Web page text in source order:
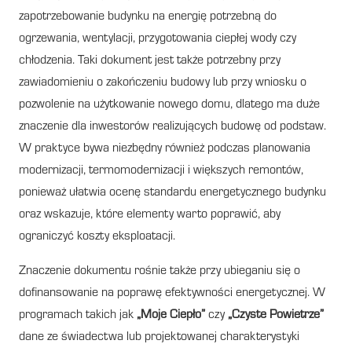
zapotrzebowanie budynku na energię potrzebną do
ogrzewania, wentylacji, przygotowania ciepłej wody czy
chłodzenia. Taki dokument jest także potrzebny przy
zawiadomieniu o zakończeniu budowy lub przy wniosku o
pozwolenie na użytkowanie nowego domu, dlatego ma duże
znaczenie dla inwestorów realizujących budowę od podstaw.
W praktyce bywa niezbędny również podczas planowania
modernizacji, termomodernizacji i większych remontów,
ponieważ ułatwia ocenę standardu energetycznego budynku
oraz wskazuje, które elementy warto poprawić, aby
ograniczyć koszty eksploatacji.
Znaczenie dokumentu rośnie także przy ubieganiu się o
dofinansowanie na poprawę efektywności energetycznej. W
programach takich jak „Moje Ciepło” czy„Czyste Powietrze”
dane ze świadectwa lub projektowanej charakterystyki